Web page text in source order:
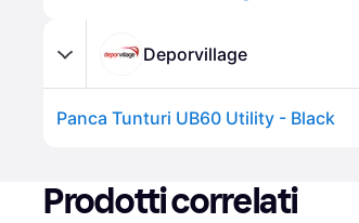
Deporvillage
Panca Tunturi UB60 Utility - Black
Prodotti correlati